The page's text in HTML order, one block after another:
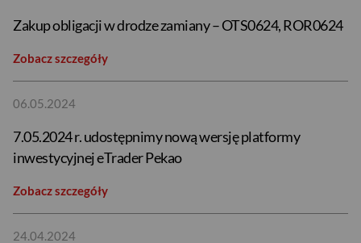
Zakup obligacji w drodze zamiany – OTS0624, ROR0624
Zobacz szczegóły
06.05.2024
7.05.2024 r. udostępnimy nową wersję platformy
inwestycyjnej eTrader Pekao
Zobacz szczegóły
24.04.2024